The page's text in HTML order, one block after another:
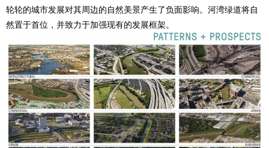
轮轮的城市发展对其周边的自然美景产生了负面影响。河湾绿道将自
然置于首位，并致力于加强现有的发展框架。